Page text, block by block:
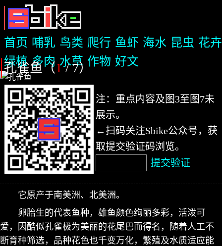
首页 哺乳 鸟类 爬行 鱼虾 海水 昆虫 花卉
绿植 多肉 水草 作物 好文
孔雀鱼（1/ 7）
注：重点内容及图3至图7未
展示。
←扫码关注Sbike公众号，获
取提交验证码浏览。
提交验证
它原产于南美洲、北美洲。
卵胎生的代表鱼种，雄鱼颜色绚丽多彩，活泼可
爱，因酷似孔雀极为美丽的花尾巴而得名，随着人工不
断育种筛选，品种花色也千变万化，繁殖及水质适应能